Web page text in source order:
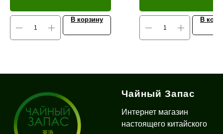
В корзину В
Чайный Запас
Интернет магазин
настоящего китайского